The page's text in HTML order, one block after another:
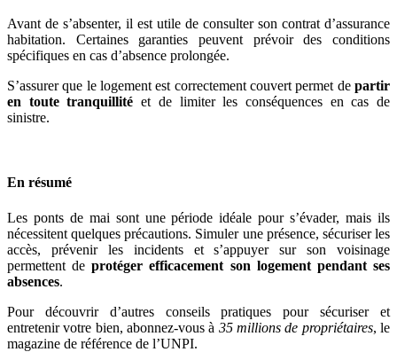
Avant de s’absenter, il est utile de consulter son contrat d’assurance
habitation. Certaines garanties peuvent prévoir des conditions
spécifiques en cas d’absence prolongée.
S’assurer que le logement est correctement couvert permet de partir
en toute tranquillité et de limiter les conséquences en cas de
sinistre.
En résumé
Les ponts de mai sont une période idéale pour s’évader, mais ils
nécessitent quelques précautions. Simuler une présence, sécuriser les
accès, prévenir les incidents et s’appuyer sur son voisinage
permettent deprotéger efficacement son logement pendant ses
absences.
Pour découvrir d’autres conseils pratiques pour sécuriser et
entretenir votre bien, abonnez-vous à 35 millions de propriétaires, le
magazine de référence de l’UNPI.